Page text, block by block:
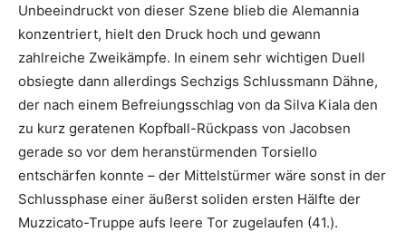
Unbeeindruckt von dieser Szene blieb die Alemannia
konzentriert, hielt den Druck hoch und gewann
zahlreiche Zweikämpfe. In einem sehr wichtigen Duell
obsiegte dann allerdings Sechzigs Schlussmann Dähne,
der nach einem Befreiungsschlag von da Silva Kiala den
zu kurz geratenen Kopfball-Rückpass von Jacobsen
gerade so vor dem heranstürmenden Torsiello
entschärfen konnte – der Mittelstürmer wäre sonst in der
Schlussphase einer äußerst soliden ersten Hälfte der
Muzzicato-Truppe aufs leere Tor zugelaufen (41.).